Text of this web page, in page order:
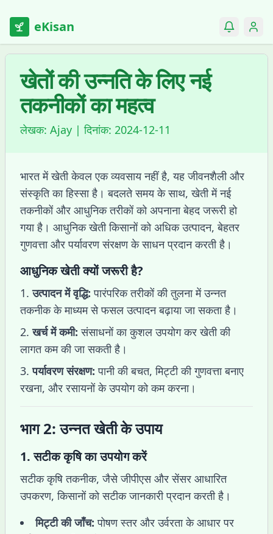
eKisan
खेतों की उन्नति के लिए नई
तकनीकों का महत्व
लेखक: Ajay | दिनांक: 2024-12-11
भारत में खेती केवल एक व्यवसाय नहीं है, यह जीवनशैली और
संस्कृति का हिस्सा है। बदलते समय के साथ, खेती में नई
तकनीकों और आधुनिक तरीकों को अपनाना बेहद जरूरी हो
गया है। आधुनिक खेती किसानों को अधिक उत्पादन, बेहतर
गुणवत्ता और पर्यावरण संरक्षण के साधन प्रदान करती है।
आधुनिक खेती क्यों जरूरी है?
उत्पादन में वृद्धि: पारंपरिक तरीकों की तुलना में उन्नत
तकनीक के माध्यम से फसल उत्पादन बढ़ाया जा सकता है।
खर्च में कमी: संसाधनों का कुशल उपयोग कर खेती की
लागत कम की जा सकती है।
पर्यावरण संरक्षण: पानी की बचत, मिट्टी की गुणवत्ता बनाए
रखना, और रसायनों के उपयोग को कम करना।
भाग 2: उन्नत खेती के उपाय
1.सटीक कृषि का उपयोग करें
सटीक कृषि तकनीक, जैसे जीपीएस और सेंसर आधारित
उपकरण, किसानों को सटीक जानकारी प्रदान करती है।
मिट्टी की जाँच: पोषण स्तर और उर्वरता के आधार पर